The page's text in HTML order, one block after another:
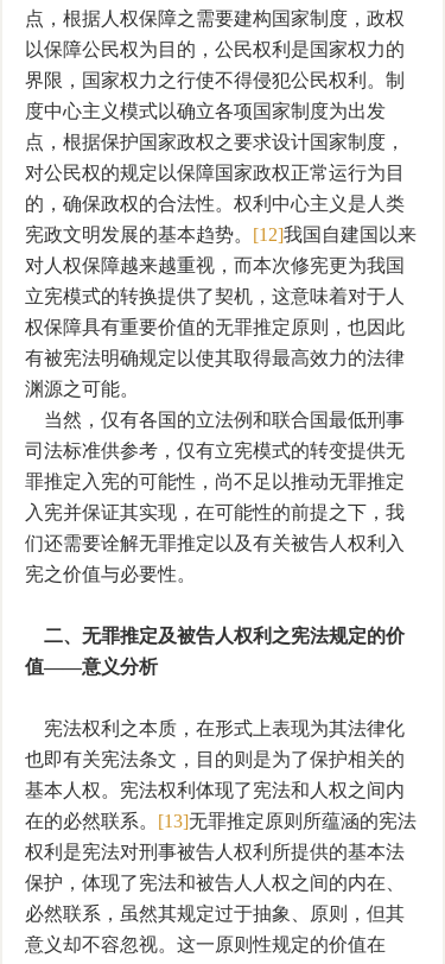
点，根据人权保障之需要建构国家制度，政权
以保障公民权为目的，公民权利是国家权力的
界限，国家权力之行使不得侵犯公民权利。制
度中心主义模式以确立各项国家制度为出发
点，根据保护国家政权之要求设计国家制度，
对公民权的规定以保障国家政权正常运行为目
的，确保政权的合法性。权利中心主义是人类
宪政文明发展的基本趋势。 [12]我国自建国以来
对人权保障越来越重视，而本次修宪更为我国
立宪模式的转换提供了契机，这意味着对于人
权保障具有重要价值的无罪推定原则，也因此
有被宪法明确规定以使其取得最高效力的法律
渊源之可能。
当然，仅有各国的立法例和联合国最低刑事
司法标准供参考，仅有立宪模式的转变提供无
罪推定入宪的可能性，尚不足以推动无罪推定
入宪并保证其实现，在可能性的前提之下，我
们还需要诠解无罪推定以及有关被告人权利入
宪之价值与必要性。
二、无罪推定及被告人权利之宪法规定的价
值——意义分析
宪法权利之本质，在形式上表现为其法律化
也即有关宪法条文，目的则是为了保护相关的
基本人权。宪法权利体现了宪法和人权之间内
在的必然联系。 [13]无罪推定原则所蕴涵的宪法
权利是宪法对刑事被告人权利所提供的基本法
保护，体现了宪法和被告人人权之间的内在、
必然联系，虽然其规定过于抽象、原则，但其
意义却不容忽视。这一原则性规定的价值在